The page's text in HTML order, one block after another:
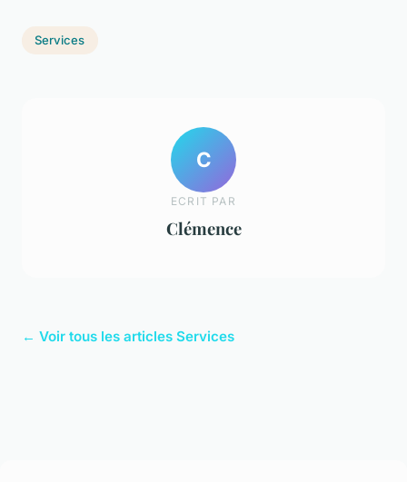
Services
C
ECRIT PAR
Clémence
← Voir tous les articles Services